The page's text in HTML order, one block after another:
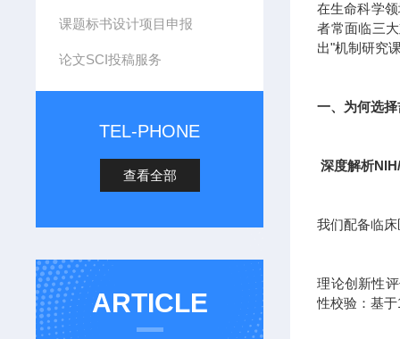
课题标书设计项目申报
论文SCI投稿服务
TEL-PHONE
查看全部
ARTICLE
在生命科学
者常面临三
出"机制研究
一、为何选
深度解析
我们配备临
理论创新性
性校验：基